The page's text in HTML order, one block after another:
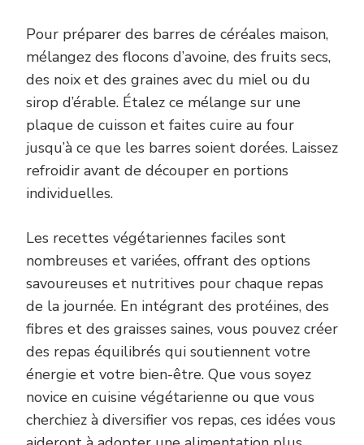
Pour préparer des barres de céréales maison,
mélangez des flocons d’avoine, des fruits secs,
des noix et des graines avec du miel ou du
sirop d’érable. Étalez ce mélange sur une
plaque de cuisson et faites cuire au four
jusqu’à ce que les barres soient dorées. Laissez
refroidir avant de découper en portions
individuelles.
Les recettes végétariennes faciles sont
nombreuses et variées, offrant des options
savoureuses et nutritives pour chaque repas
de la journée. En intégrant des protéines, des
fibres et des graisses saines, vous pouvez créer
des repas équilibrés qui soutiennent votre
énergie et votre bien-être. Que vous soyez
novice en cuisine végétarienne ou que vous
cherchiez à diversifier vos repas, ces idées vous